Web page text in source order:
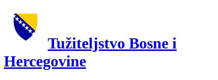
Tužiteljstvo Bosne i
Hercegovine